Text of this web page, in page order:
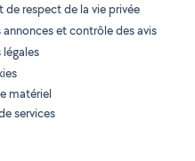
respect de la vie privée
et contrôle des avis
matériel
services